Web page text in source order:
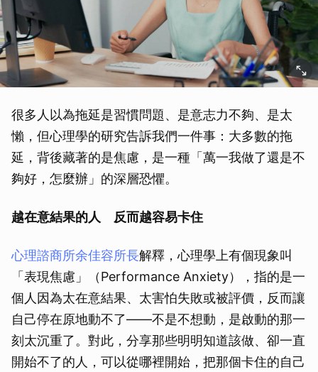
很多人以為拖延是習慣問題、是意志力不夠、是太
懶，但心理學的研究告訴我們一件事：大多數的拖
延，背後藏著的是焦慮，是一種「萬一我做了還是不
夠好，怎麼辦」的深層恐懼。
越在意結果的人 反而越容易卡住
心理諮商所余佳容所長解釋，心理學上有個現象叫
「表現焦慮」（Performance Anxiety），指的是一
個人因為太在意結果、太害怕失敗或被評價，反而讓
自己停在原地動不了——不是不想動，是啟動的那一
刻太沉重了。對此，分享那些明明知道該做、卻一直
開始不了的人，可以從哪裡開始，把那個卡住的自己